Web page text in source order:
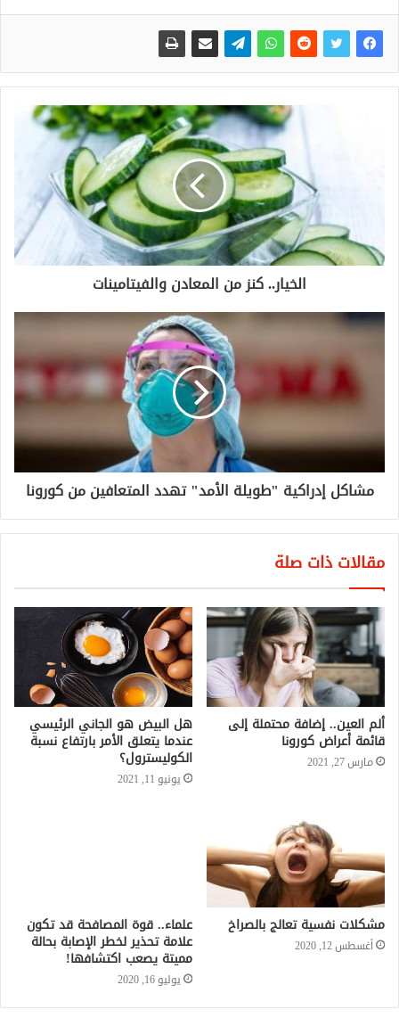
الخيار.. كنز من المعادن والفيتامينات
مشاكل إدراكية "طويلة الأمد" تهدد المتعافين من كورونا
مقالات ذات صلة
ألم العين.. إضافة محتملة إلى
قائمة أعراض كورونا
مارس 27, 2021
هل البيض هو الجاني الرئيسي
عندما يتعلق الأمر بارتفاع نسبة
الكوليسترول؟
يونيو 11, 2021
مشكلات نفسية تعالج بالصراخ
أغسطس 12, 2020
علماء.. قوة المصافحة قد تكون
علامة تحذير لخطر الإصابة بحالة
مميتة يصعب اكتشافها!
يوليو 16, 2020